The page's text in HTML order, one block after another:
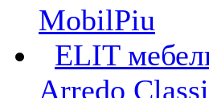
MobilPiu
ELIT
Arredo